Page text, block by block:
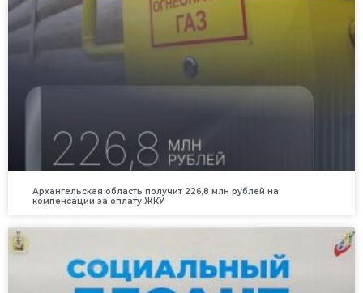
Архангельская область получит 226,8 млн рублей на
компенсации за оплату ЖКУ